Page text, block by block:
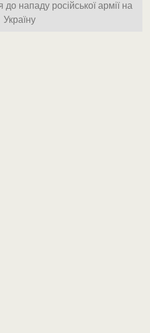
нападу російської армії на
Україну